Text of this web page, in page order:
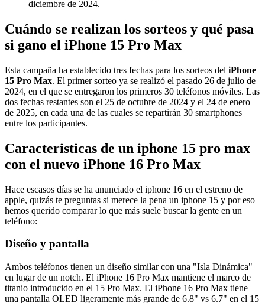
diciembre de 2024.
Cuándo se realizan los sorteos y qué pasa
si gano el iPhone 15 Pro Max
Esta campaña ha establecido tres fechas para los sorteos del iPhone
15 Pro Max. El primer sorteo ya se realizó el pasado 26 de julio de
2024, en el que se entregaron los primeros 30 teléfonos móviles. Las
dos fechas restantes son el 25 de octubre de 2024 y el 24 de enero
de 2025, en cada una de las cuales se repartirán 30 smartphones
entre los participantes.
Caracteristicas de un iphone 15 pro max
con el nuevo iPhone 16 Pro Max
Hace escasos días se ha anunciado el iphone 16 en el estreno de
apple, quizás te preguntas si merece la pena un iphone 15 y por eso
hemos querido comparar lo que más suele buscar la gente en un
teléfono:
Diseño y pantalla
Ambos teléfonos tienen un diseño similar con una "Isla Dinámica"
en lugar de un notch. El iPhone 16 Pro Max mantiene el marco de
titanio introducido en el 15 Pro Max. El iPhone 16 Pro Max tiene
una pantalla OLED ligeramente más grande de 6.8" vs 6.7" en el 15